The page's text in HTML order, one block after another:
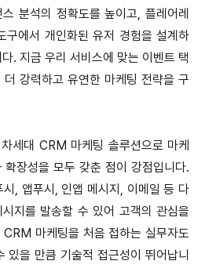
분석의 정확도를 높이고, 플레어레
구에서 개인화된 유저 경험을 설계하
. 지금 우리 서비스에 맞는 이벤트 택
강력하고 유연한 마케팅 전략을 구
차세대 CRM 마케팅 솔루션으로 마케
장성을 모두 갖춘 점이 강점입니다.
, 앱푸시, 인앱 메시지, 이메일 등 다
지를 발송할 수 있어 고객의 관심을
마케팅을 처음 접하는 실무자도
있을 만큼 기술적 접근성이 뛰어납니